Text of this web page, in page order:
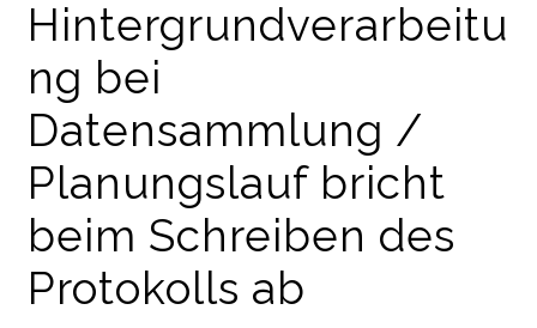
Hintergrundverarbeitu
ng bei
Datensammlung /
Planungslauf bricht
beim Schreiben des
Protokolls ab